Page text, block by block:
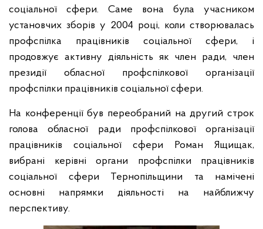
соціальної сфери. Саме вона була учасником
установчих зборів у 2004 році, коли створювалась
профспілка працівників соціальної сфери, і
продовжує активну діяльність як член ради, член
президії обласної профспілкової організації
профспілки працівників соціальної сфери.
На конференції був переобраний на другий строк
голова обласної ради профспілкової організації
працівників соціальної сфери Роман Ящищак,
вибрані керівні органи профспілки працівників
соціальної сфери Тернопільщини та намічені
основні напрямки діяльності на найближчу
перспективу.